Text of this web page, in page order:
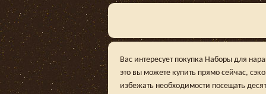
Вас интересует покупка Наборы для
это вы можете купить прямо сейчас,
избежать необходимости посещать